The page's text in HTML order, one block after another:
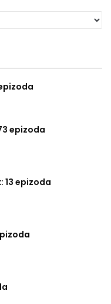
epizoda
13 epizoda